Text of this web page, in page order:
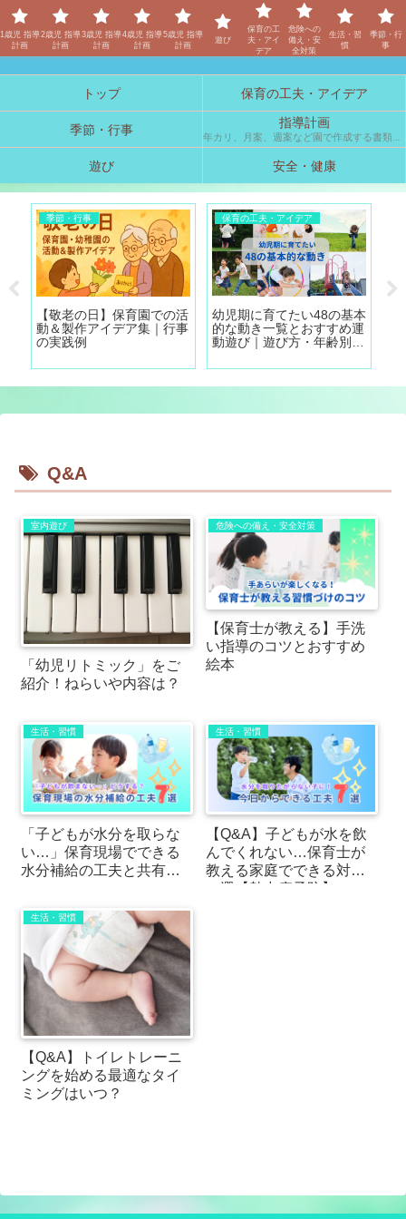
保育士「しの」のブログ
トップ 保育の工夫・アイデア
季節・行事 指導計画
年カリ、月案、週案など園で作成する書類の参考例です。
遊び 安全・健康
季節・行事
【敬老の日】保育園での活
動＆製作アイデア集｜行事
の実践例
保育の工夫・アイデア
幼児期に育てたい48の基本
的な動き一覧とおすすめ運
動遊び｜遊び方・年齢別に
Q&A
室内遊び
「幼児リトミック」をご
紹介！ねらいや内容は？
危険への備え・安全対策
【保育士が教える】手洗
い指導のコツとおすすめ
絵本
生活・習慣
「子どもが水分を取らな
い…」保育現場でできる
水分補給の工夫と共有の
生活・習慣
【Q&A】子どもが水を飲
んでくれない…保育士が
教える家庭でできる対策
７選【熱中症予防】
生活・習慣
【Q&A】トイレトレーニ
ングを始める最適なタイ
ミングはいつ？
1歳児 指導
計画
2歳児 指導
計画
3歳児 指導
計画
4歳児 指導
計画
5歳児 指導
計画
遊び
保育の工
夫・アイ
デア
危険への
備え・安
全対策
生活・習
慣
季節・行
事